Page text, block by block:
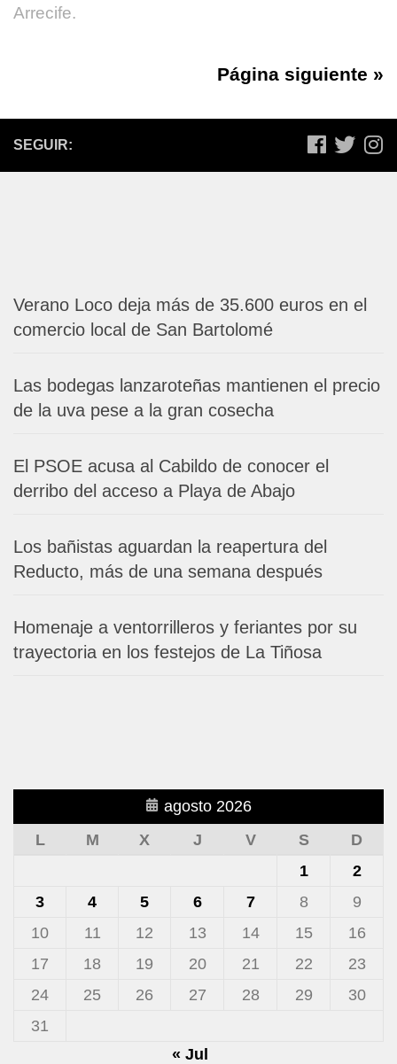
Arrecife.
Página siguiente »
SEGUIR:
Verano Loco deja más de 35.600 euros en el
comercio local de San Bartolomé
Las bodegas lanzaroteñas mantienen el precio
de la uva pese a la gran cosecha
El PSOE acusa al Cabildo de conocer el
derribo del acceso a Playa de Abajo
Los bañistas aguardan la reapertura del
Reducto, más de una semana después
Homenaje a ventorrilleros y feriantes por su
trayectoria en los festejos de La Tiñosa
agosto 2026
L
M X J V S
D
1
2
3
4 5 6 7 8
9
10
11 12 13 14 15
16
17
18 19 20 21 22
23
24
25 26 27 28 29
30
31
« Jul